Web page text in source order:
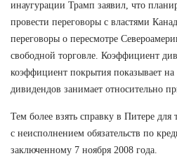
инаугурации Трамп заявил, что
провести переговоры с властями
переговоры о пересмотре
свободной торговле. Коэффициент
коэффициент покрытия показывает на
дивидендов занимает относительно
Тем более взять справку в Питере для
с неисполнением обязательств по
заключенному 7 ноября 2008 года.